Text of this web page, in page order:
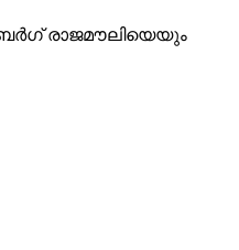
രാജമൗലിയെയും